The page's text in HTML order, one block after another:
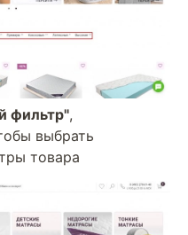
фильтр",
выбрать
товара